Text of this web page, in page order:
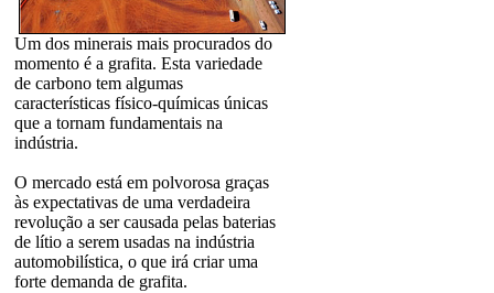
Um dos minerais mais procurados do
momento é a grafita. Esta variedade
de carbono tem algumas
características físico-químicas únicas
que a tornam fundamentais na
indústria.
O mercado está em polvorosa graças
às expectativas de uma verdadeira
revolução a ser causada pelas baterias
de lítio a serem usadas na indústria
automobilística, o que irá criar uma
forte demanda de grafita.